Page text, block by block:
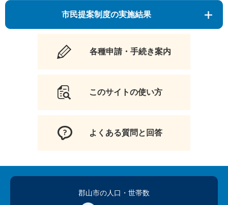
市民提案制度の実施結果
各種申請・手続き案内
このサイトの使い方
よくある質問と回答
郡山市の人口 ・世帯数